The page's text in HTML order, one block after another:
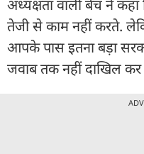
अध्यक्षता वाली बेंच ने
तेजी से काम नहीं करते.
आपके पास इतना बड़ा
जवाब तक नहीं दाखिल कर